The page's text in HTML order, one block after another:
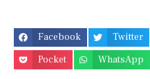
Facebook Twitter
Pocket
WhatsApp